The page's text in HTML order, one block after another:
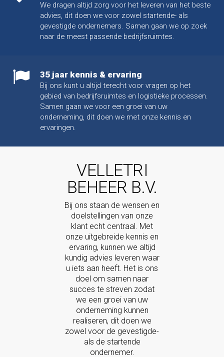
We dragen altijd zorg voor het leveren van het beste
advies, dit doen we voor zowel startende- als
gevestigde ondernemers. Samen gaan we op zoek
naar de meest passende bedrijfsruimtes.
35 jaar kennis & ervaring
Bij ons kunt u altijd terecht voor vragen op het
gebied van bedrijfsruimtes en logistieke processen.
Samen gaan we voor een groei van uw
onderneming, dit doen we met onze kennis en
ervaringen.
VELLETRI
BEHEER B.V.
Bij ons staan de wensen en
doelstellingen van onze
klant echt centraal. Met
onze uitgebreide kennis en
ervaring, kunnen we altijd
kundig advies leveren waar
u iets aan heeft. Het is ons
doel om samen naar
succes te streven zodat
we een groei van uw
onderneming kunnen
realiseren, dit doen we
zowel voor de gevestigde-
als de startende
ondernemer.